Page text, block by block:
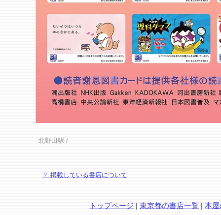
北野田駅 /
？ 掲載している書店について
トップページ | 東京都の書店一覧 | 本